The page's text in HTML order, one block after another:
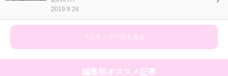
2019.9.28
ランキング一覧を見る
編集部オススメ記事